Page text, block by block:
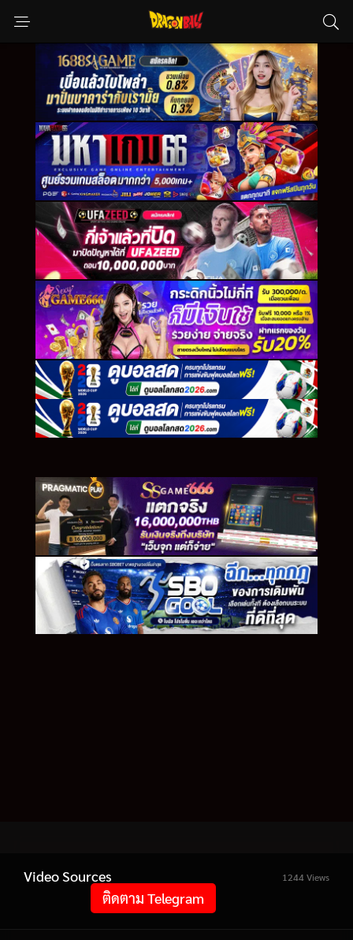
Video Sources 1244 Views
ติดตาม Telegram